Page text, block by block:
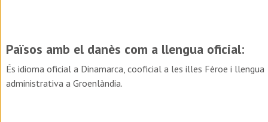
Països amb el danès com a llengua oficial:
És idioma oficial a Dinamarca, cooficial a les illes Fèroe i llengua
administrativa a Groenlàndia.